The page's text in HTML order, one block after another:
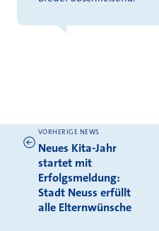
Weitere News
VORHERIGE NEWS
Neues Kita-Jahr
startet mit
Erfolgsmeldung:
Stadt Neuss erfüllt
alle Elternwünsche